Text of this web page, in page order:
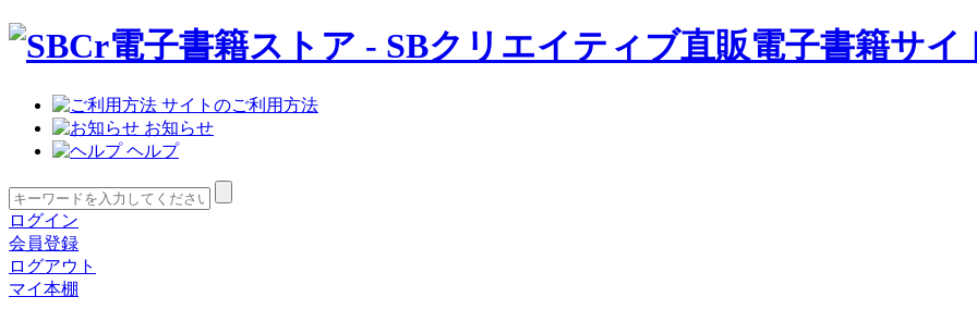
サイトのご利用方法
お知らせ
ヘルプ
ログイン
会員登録
ログアウト
マイ本棚